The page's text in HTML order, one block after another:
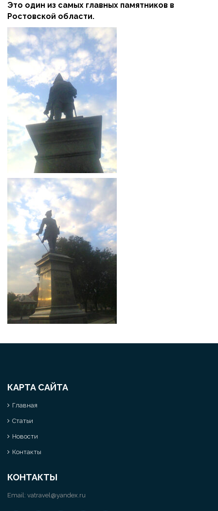
Это один из самых главных памятников в
Ростовской области.
КАРТА САЙТА
Главная
Статьи
Новости
Контакты
КОНТАКТЫ
Email: vatravel@yandex.ru